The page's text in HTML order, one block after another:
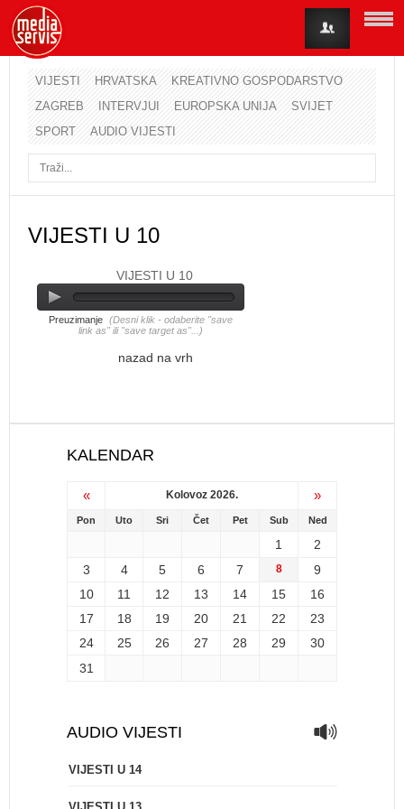
VIJESTI HRVATSKA
KREATIVNO GOSPODARSTVO
ZAGREB
INTERVJUI EUROPSKA UNIJA
SVIJET
SPORT
AUDIO VIJESTI
VIJESTI U 10
VIJESTI U 10
Preuzimanje (Desni klik - odaberite "save
link as" ili "save target as"...)
nazad na vrh
KALENDAR
« Kolovoz 2026. »
Pon Uto Sri Čet Pet Sub Ned
1
2
3
4 5 6 7 8
9
10
11 12 13 14 15
16
17
18 19 20 21 22
23
24
25 26 27 28 29
30
31
AUDIO VIJESTI
VIJESTI U 14
Korisničko ime
Lozinka
Zaboravili ste lozinku?